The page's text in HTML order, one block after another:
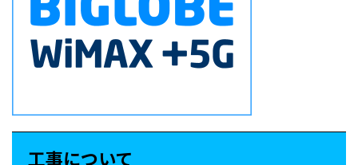
工事について